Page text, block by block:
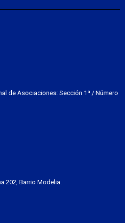
de Asociaciones: Sección 1ª / Número
202, Barrio Modelia.